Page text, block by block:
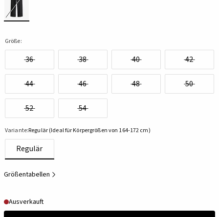
Größe:
36 38 40 42
44 46 48 50
52 54
Variante:Regulär (Ideal für Körpergrößen von 164-172 cm)
Regulär
Größentabellen
Ausverkauft